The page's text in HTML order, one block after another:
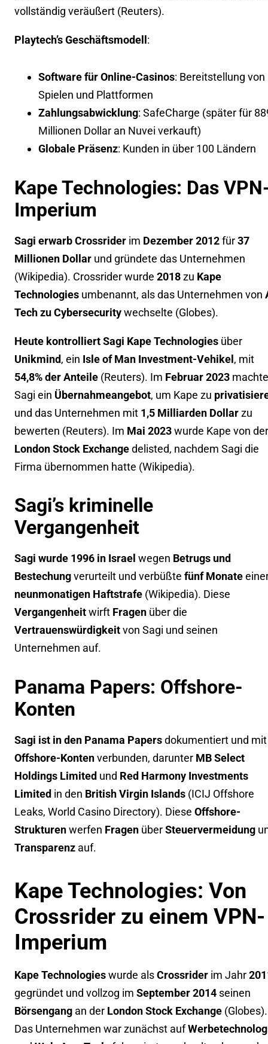
vollständig veräußert (Reuters).
Playtech’s Geschäftsmodell:
Software für Online-Casinos: Bereitstellung von
Spielen und Plattformen
Zahlungsabwicklung: SafeCharge (später für
Millionen Dollar an Nuvei verkauft)
Globale Präsenz: Kunden in über 100 Ländern
Kape Technologies: Das
Imperium
Sagi erwarb Crossrider im Dezember 2012für37
Millionen Dollar und gründete das Unternehmen
(Wikipedia). Crossrider wurde 2018zu Kape
Technologies umbenannt, als das Unternehmen von
Tech zu Cybersecuritywechselte (Globes).
Heute kontrolliert Sagi Kape Technologies über
Unikmind, ein Isle of Man Investment-Vehikel, mit
54,8% der Anteile (Reuters). Im Februar 2023 machte
Sagi ein Übernahmeangebot, um Kape zu
und das Unternehmen mit 1,5 Milliarden Dollarzu
bewerten (Reuters). Im Mai 2023wurde Kape von der
London Stock Exchangedelisted, nachdem Sagi die
Firma übernommen hatte (Wikipedia).
Sagi’s kriminelle
Vergangenheit
Sagi wurde 1996 in Israel wegen Betrugs und
Bestechungverurteilt und verbüßte fünf Monate
neunmonatigen Haftstrafe (Wikipedia). Diese
Vergangenheitwirft Fragen über die
Vertrauenswürdigkeitvon Sagi und seinen
Unternehmen auf.
Panama Papers: Offshore-
Konten
Sagi ist in den Panama Papersdokumentiert und
Offshore-Kontenverbunden, darunter MB Select
Holdings Limited und Red Harmony Investments
Limited in den British Virgin Islands (ICIJ Offshore
Leaks, World Casino Directory). Diese Offshore-
Strukturenwerfen Fragen überSteuervermeidung
Transparenz auf.
Kape Technologies: Von
Crossrider zu einem VPN-
Imperium
Kape Technologieswurde alsCrossrider im Jahr
gegründet und vollzog im September 2014 seinen
Börsengang an der London Stock Exchange (Globes).
Das Unternehmen war zunächst auf